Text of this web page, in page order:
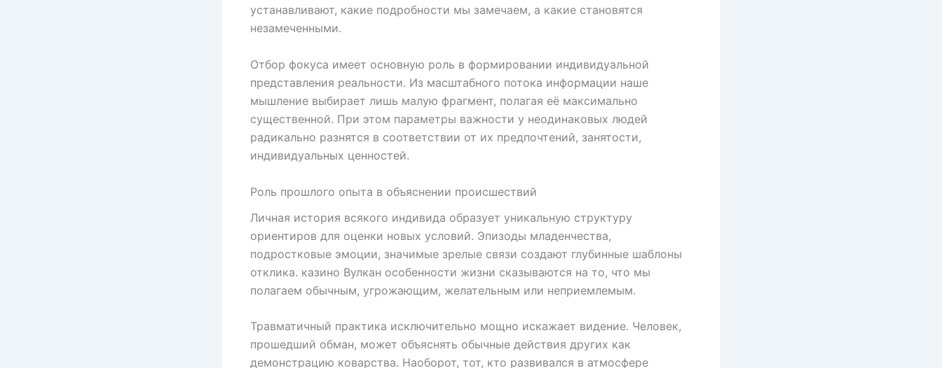
устанавливают, какие подробности мы замечаем, а какие становятся
незамеченными.
Отбор фокуса имеет основную роль в формировании индивидуальной
представления реальности. Из масштабного потока информации наше
мышление выбирает лишь малую фрагмент, полагая её максимально
существенной. При этом параметры важности у неодинаковых людей
радикально разнятся в соответствии от их предпочтений, занятости,
индивидуальных ценностей.
Роль прошлого опыта в объяснении происшествий
Личная история всякого индивида образует уникальную структуру
ориентиров для оценки новых условий. Эпизоды младенчества,
подростковые эмоции, значимые зрелые связи создают глубинные шаблоны
отклика. казино Вулкан особенности жизни сказываются на то, что мы
полагаем обычным, угрожающим, желательным или неприемлемым.
Травматичный практика исключительно мощно искажает видение. Человек,
прошедший обман, может объяснять обычные действия других как
демонстрацию коварства. Наоборот, тот, кто развивался в атмосфере